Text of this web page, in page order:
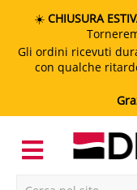
☀️ CHIUSURA
Gli ordini ricevuti
con qualche